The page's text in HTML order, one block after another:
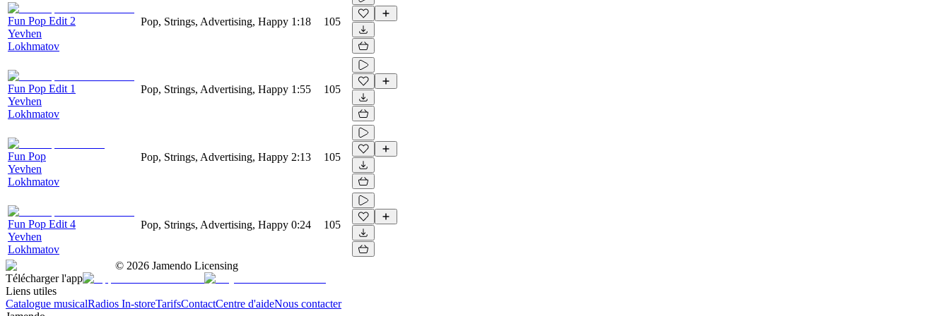
Fun Pop Edit 2
Yevhen
Lokhmatov
Pop, Strings, Advertising, Happy 1:18 105
Fun Pop Edit 1
Yevhen
Lokhmatov
Pop, Strings, Advertising, Happy 1:55 105
Fun Pop
Yevhen
Lokhmatov
Pop, Strings, Advertising, Happy 2:13 105
Fun Pop Edit 4
Yevhen
Lokhmatov
Pop, Strings, Advertising, Happy 0:24 105
© 2026 Jamendo Licensing
Télécharger l'app
Liens utiles
Catalogue musicalRadios In-storeTarifsContactCentre d'aideNous contacter